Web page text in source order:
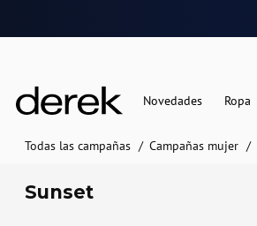
Novedades Ropa
Todas las campañas Campañas mujer
Sunset